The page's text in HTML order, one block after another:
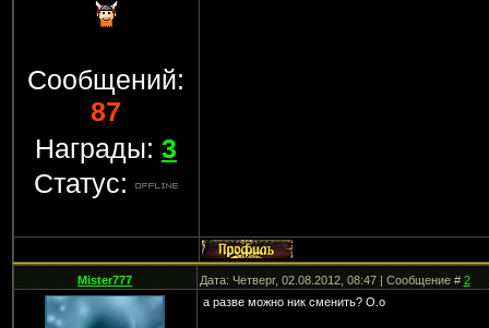
Сообщений:
87
Награды: 3
Статус:
Mister777 Дата: Четверг, 02.08.2012, 08:47 | Сообщение #2
а разве можно ник сменить? О.о